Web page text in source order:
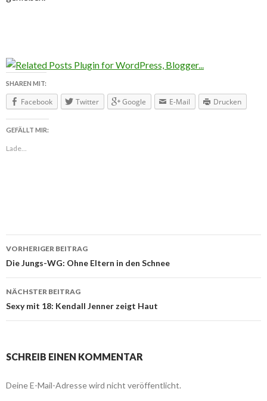
SHAREN MIT:
Facebook Twitter Google E-Mail Drucken
GEFÄLLT MIR:
Lade...
Beitragsnavigation
VORHERIGER BEITRAG
Die Jungs-WG: Ohne Eltern in den Schnee
NÄCHSTER BEITRAG
Sexy mit 18: Kendall Jenner zeigt Haut
SCHREIB EINEN KOMMENTAR
Deine E-Mail-Adresse wird nicht veröffentlicht.